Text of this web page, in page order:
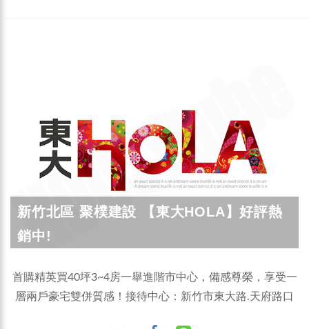
新竹北區 聚樸建設 【東大HOLA】好評熱
銷中!
首購精英買40坪3~4房一舉進階市中心，備感尊榮，享受一
層兩戶豪宅雙併質感！接待中心：新竹市東大路.天府路口